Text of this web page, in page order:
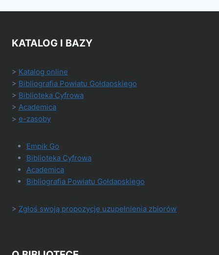
–
KATALOG I BAZY
> Katalog online
> Bibliografia Powiatu Gołdapskiego
> Biblioteka Cyfrowa
> Academica
> e-zasoby
Empik Go
Biblioteka Cyfrowa
Academica
Bibliografia Powiatu Gołdapskiego
> Zgłoś swoją propozycję uzupełnienia zbiorów